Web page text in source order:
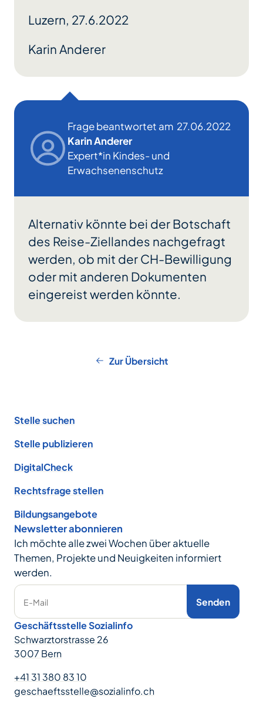
Luzern, 27.6.2022
Karin Anderer
Frage beantwortet am 27.06.2022
Karin Anderer
Expert*in Kindes- und
Erwachsenenschutz
Alternativ könnte bei der Botschaft
des Reise-Ziellandes nachgefragt
werden, ob mit der CH-Bewilligung
oder mit anderen Dokumenten
eingereist werden könnte.
Zur Übersicht
Stelle suchen
Stelle publizieren
DigitalCheck
Rechtsfrage stellen
Bildungsangebote
Newsletter abonnieren
Ich möchte alle zwei Wochen über aktuelle
Themen, Projekte und Neuigkeiten informiert
werden.
E-Mail Senden
Geschäftsstelle Sozialinfo
Schwarztorstrasse 26
3007 Bern
+41 31 380 83 10
geschaeftsstelle@sozialinfo.ch